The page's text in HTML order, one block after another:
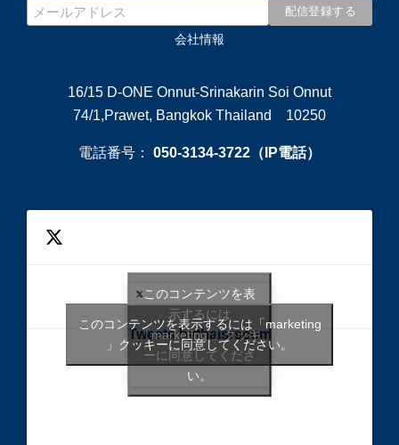
会社情報
16/15 D-ONE Onnut-Srinakarin Soi Onnut
74/1,Prawet, Bangkok Thailand 10250
電話番号： 050-3134-3722（IP電話）
Tweets bythaisrscom
このコンテンツを表
示するには
「marketing 」クッキ
ーに同意してくださ
い。
このコンテンツを表示するには「marketing
」クッキーに同意してください。